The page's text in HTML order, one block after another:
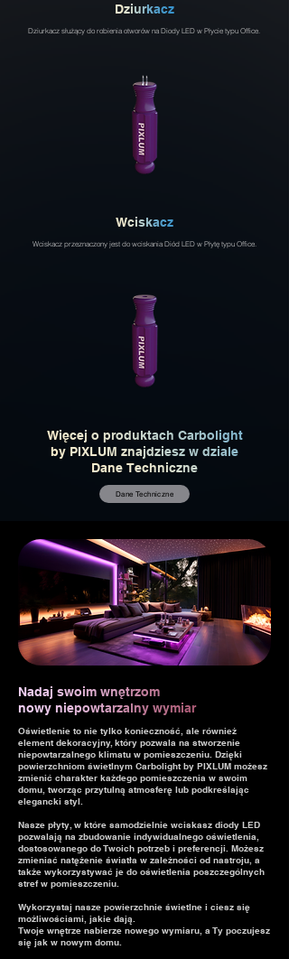
Dziurkacz
Dziurkacz służący do robienia otworów na Diody LED w Płycie typu Office.
Wciskacz
Wciskacz przeznaczony jest do wciskania Diód LED w Płytę typu Office.
Więcej o produktach Carbolight
by PIXLUM znajdziesz w dziale
Dane Techniczne
Dane Techniczne
Nadaj swoim wnętrzom
nowy niepowtarzalny wymiar
Oświetlenie to nie tylko konieczność, ale również
element dekoracyjny, który pozwala na stworzenie
niepowtarzalnego klimatu w pomieszczeniu. Dzięki
powierzchniom świetlnym Carbolight by PIXLUM możesz
zmienić charakter każdego pomieszczenia w swoim
domu, tworząc przytulną atmosferę lub podkreślając
elegancki styl.
Nasze płyty, w które samodzielnie wciskasz diody LED
pozwalają na zbudowanie indywidualnego oświetlenia,
dostosowanego do Twoich potrzeb i preferencji. Możesz
zmieniać natężenie światła w zależności od nastroju, a
także wykorzystywać je do oświetlenia poszczególnych
stref w pomieszczeniu.
Wykorzystaj nasze powierzchnie świetlne i ciesz się
możliwościami, jakie dają.
Twoje wnętrze nabierze nowego wymiaru, a Ty poczujesz
się jak w nowym domu.